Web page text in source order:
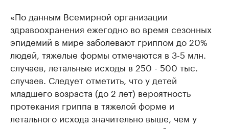
«По данным Всемирной организации
здравоохранения ежегодно во время сезонных
эпидемий в мире заболевают гриппом до 20%
людей, тяжелые формы отмечаются в 3-5 млн.
случаев, летальные исходы в 250 - 500 тыс.
случаев. Следует отметить, что у детей
младшего возраста (до 2 лет) вероятность
протекания гриппа в тяжелой форме и
летального исхода значительно выше, чем у